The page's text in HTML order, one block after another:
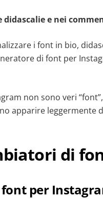
e nei
i font in bio,
di font per
non sono veri
apparire leggermente
di
font per